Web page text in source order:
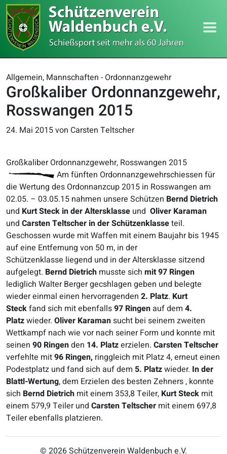
Allgemein, Mannschaften - Ordonnanzgewehr
Großkaliber Ordonnanzgewehr,
Rosswangen 2015
24. Mai 2015von Carsten Teltscher
Großkaliber Ordonnanzgewehr, Rosswangen 2015
Am fünften Ordonnanzgewehrschiessen für
die Wertung des Ordonnanzcup 2015 in Rosswangen am
02.05. – 03.05.15 nahmen unsere Schützen Bernd Dietrich
und Kurt Steckin der Altersklasse und Oliver Karaman
und Carsten Teltscher in der Schützenklasseteil.
Geschossen wurde mit Waffen mit einem Baujahr bis 1945
auf eine Entfernung von 50 m, in der
Schützenklasse liegend und in der Altersklasse sitzend
aufgelegt. Bernd Dietrich musste sich mit 97 Ringen
lediglich Walter Berger gecshlagen geben und belegte
wieder einmal einen hervorragenden 2. Platz. Kurt
Steckfand sich mit ebenfalls97 Ringenauf dem 4.
Platzwieder. Oliver Karamansucht bei seinem zweiten
Wettkampf nach wie vor nach seiner Form und konnte mit
seinen 90 Ringenden 14. Platzerzielen. CarstenTeltscher
verfehlte mit96 Ringen, ringgleich mit Platz 4, erneut einen
Podestplatz und fand sich auf dem 5. Platzwieder. In der
Blattl-Wertung, dem Erzielen des besten Zehners , konnte
sich Bernd Dietrich mit einem 353,8 Teiler, Kurt Steck mit
einem 579,9 Teiler und Carsten Teltscher mit einem 697,8
Teiler ebenfalls platzieren.
© 2026 Schützenverein Waldenbuch e.V.